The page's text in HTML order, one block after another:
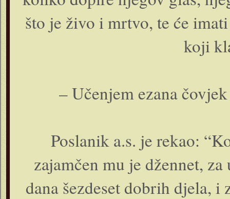
što je živo i mrtvo, te će
koji
– Učenjem ezana
Poslanik a.s. je rekao:
zajamčen mu je džennet,
dana šezdeset dobrih djela,